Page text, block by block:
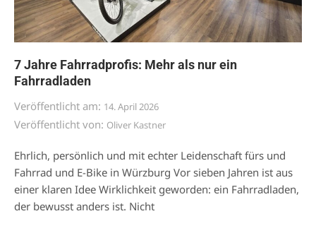
7 Jahre Fahrradprofis: Mehr als nur ein
Fahrradladen
Veröffentlicht am: 14. April 2026
Veröffentlicht von: Oliver Kastner
Ehrlich, persönlich und mit echter Leidenschaft fürs und
Fahrrad und E-Bike in Würzburg Vor sieben Jahren ist aus
einer klaren Idee Wirklichkeit geworden: ein Fahrradladen,
der bewusst anders ist. Nicht